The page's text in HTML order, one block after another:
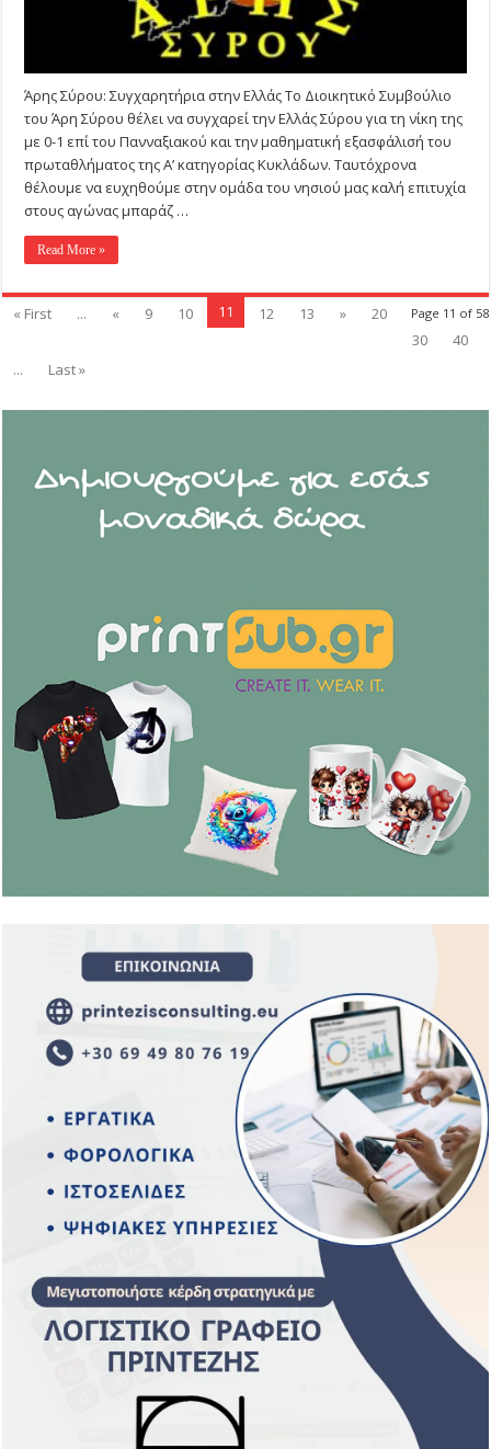
Άρης Σύρου: Συγχαρητήρια στην Ελλάς Το Διοικητικό Συμβούλιο
του Άρη Σύρου θέλει να συγχαρεί την Ελλάς Σύρου για τη νίκη της
με 0-1 επί του Πανναξιακού και την μαθηματική εξασφάλισή του
πρωταθλήματος της Α’ κατηγορίας Κυκλάδων. Ταυτόχρονα
θέλουμε να ευχηθούμε στην ομάδα του νησιού μας καλή επιτυχία
στους αγώνας μπαράζ …
Read More »
Page 11 of 58
« First ... « 9 10 11 12 13 »
20
30
40
...
Last »